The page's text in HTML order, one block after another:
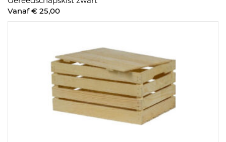
Vanaf € 25,00